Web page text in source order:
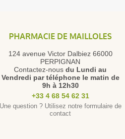
PHARMACIE DE MAILLOLES
124 avenue Victor Dalbiez 66000
PERPIGNAN
Contactez-nousdu Lundi au
Vendredi par téléphone le matin de
9h à 12h30
+33 4 68 54 62 31
Une question ? Utilisez notre formulaire de
contact